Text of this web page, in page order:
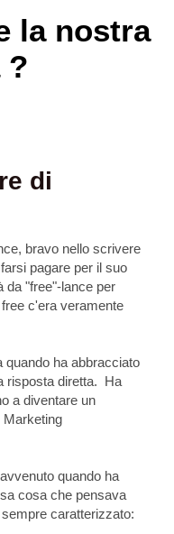
la nostra
?
di
bravo nello scrivere
pagare per il suo
da "free"-lance per
c'era veramente
quando ha abbracciato
risposta diretta. Ha
a diventare un
Marketing
quando ha
cosa che pensava
caratterizzato: